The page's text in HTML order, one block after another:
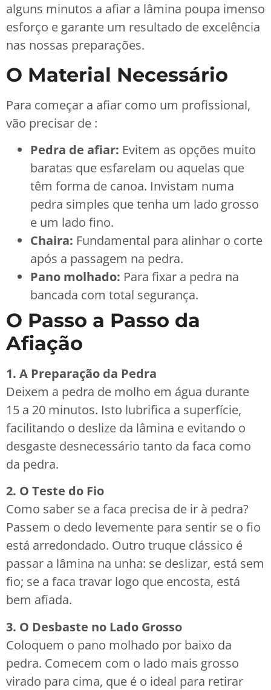
alguns minutos a afiar a lâmina poupa imenso
esforço e garante um resultado de excelência
nas nossas preparações.
O Material Necessário
Para começar a afiar como um profissional,
vão precisar de :
Pedra de afiar: Evitem as opções muito
baratas que esfarelam ou aquelas que
têm forma de canoa. Invistam numa
pedra simples que tenha um lado grosso
e um lado fino.
Chaira: Fundamental para alinhar o corte
após a passagem na pedra.
Pano molhado: Para fixar a pedra na
bancada com total segurança.
O Passo a Passo da
Afiação
1. A Preparação da Pedra
Deixem a pedra de molho em água durante
15 a 20 minutos. Isto lubrifica a superfície,
facilitando o deslize da lâmina e evitando o
desgaste desnecessário tanto da faca como
da pedra.
2. O Teste do Fio
Como saber se a faca precisa de ir à pedra?
Passem o dedo levemente para sentir se o fio
está arredondado. Outro truque clássico é
passar a lâmina na unha: se deslizar, está sem
fio; se a faca travar logo que encosta, está
bem afiada.
3. O Desbaste no Lado Grosso
Coloquem o pano molhado por baixo da
pedra. Comecem com o lado mais grosso
virado para cima, que é o ideal para retirar